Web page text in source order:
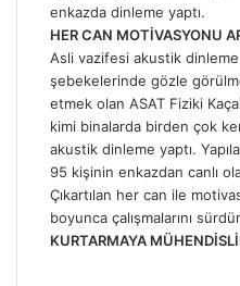
enkazda dinleme yaptı.
HER CAN MOTİVASYONU
Asli vazifesi akustik dinleme
şebekelerinde gözle
etmek olan ASAT Fiziki
kimi binalarda birden çok
akustik dinleme yaptı.
95 kişinin enkazdan canlı
Çıkartılan her can ile
boyunca çalışmalarını
KURTARMAYA